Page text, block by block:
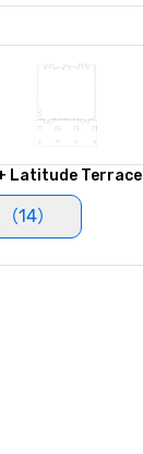
Latitude Terrace
14）